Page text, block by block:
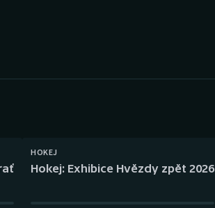
Plážový volejbal
HOKEJ
Hokej: Exhibice Hvězdy zpět 2026